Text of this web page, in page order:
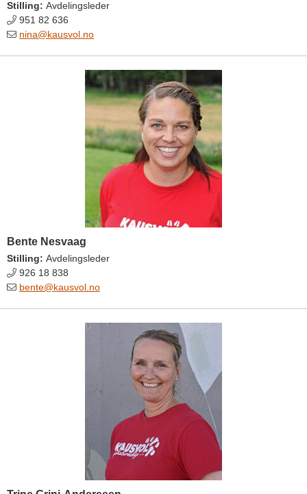
Stilling: Avdelingsleder
951 82 636
nina@kausvol.no
Bente Nesvaag
Stilling: Avdelingsleder
926 18 838
bente@kausvol.no